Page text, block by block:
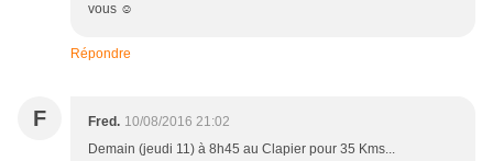
vous ☺
Répondre
F Fred. 10/08/2016 21:02
Demain (jeudi 11) à 8h45 au Clapier pour 35 Kms...